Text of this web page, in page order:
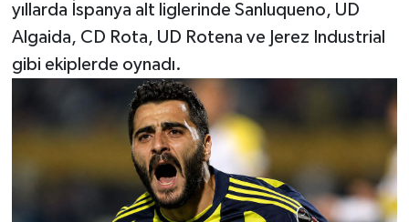
yıllarda İspanya alt liglerinde Sanluqueno, UD
Algaida, CD Rota, UD Rotena ve Jerez Industrial
gibi ekiplerde oynadı.